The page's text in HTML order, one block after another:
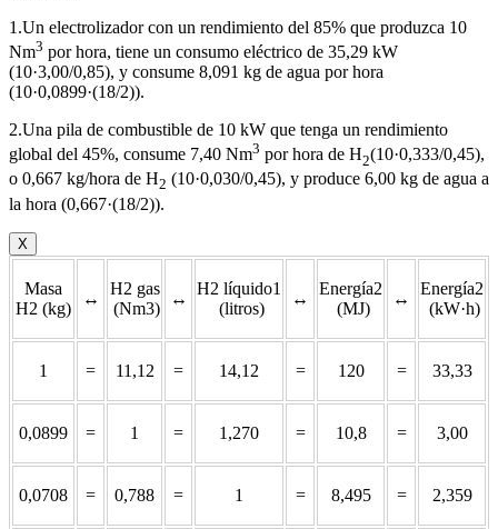
1.Un electrolizador con un rendimiento del 85% que produzca 10
Nm3 por hora, tiene un consumo eléctrico de 35,29 kW
(10·3,00/0,85), y consume 8,091 kg de agua por hora
(10·0,0899·(18/2)).
2.Una pila de combustible de 10 kW que tenga un rendimiento
global del 45%, consume 7,40 Nm3 por hora de H2(10·0,333/0,45),
o 0,667 kg/hora de H2 (10·0,030/0,45), y produce 6,00 kg de agua a
la hora (0,667·(18/2)).
X
Masa
H2 (kg)
↔
H2 gas
(Nm3)
↔
H2 líquido1
(litros)
↔
Energía2
(MJ)
↔
Energía2
(kW·h)
1 = 11,12 = 14,12 = 120 = 33,33
0,0899 = 1 = 1,270 = 10,8 = 3,00
0,0708 = 0,788 = 1 = 8,495 = 2,359